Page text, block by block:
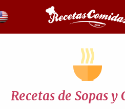
Recetas de Sopas